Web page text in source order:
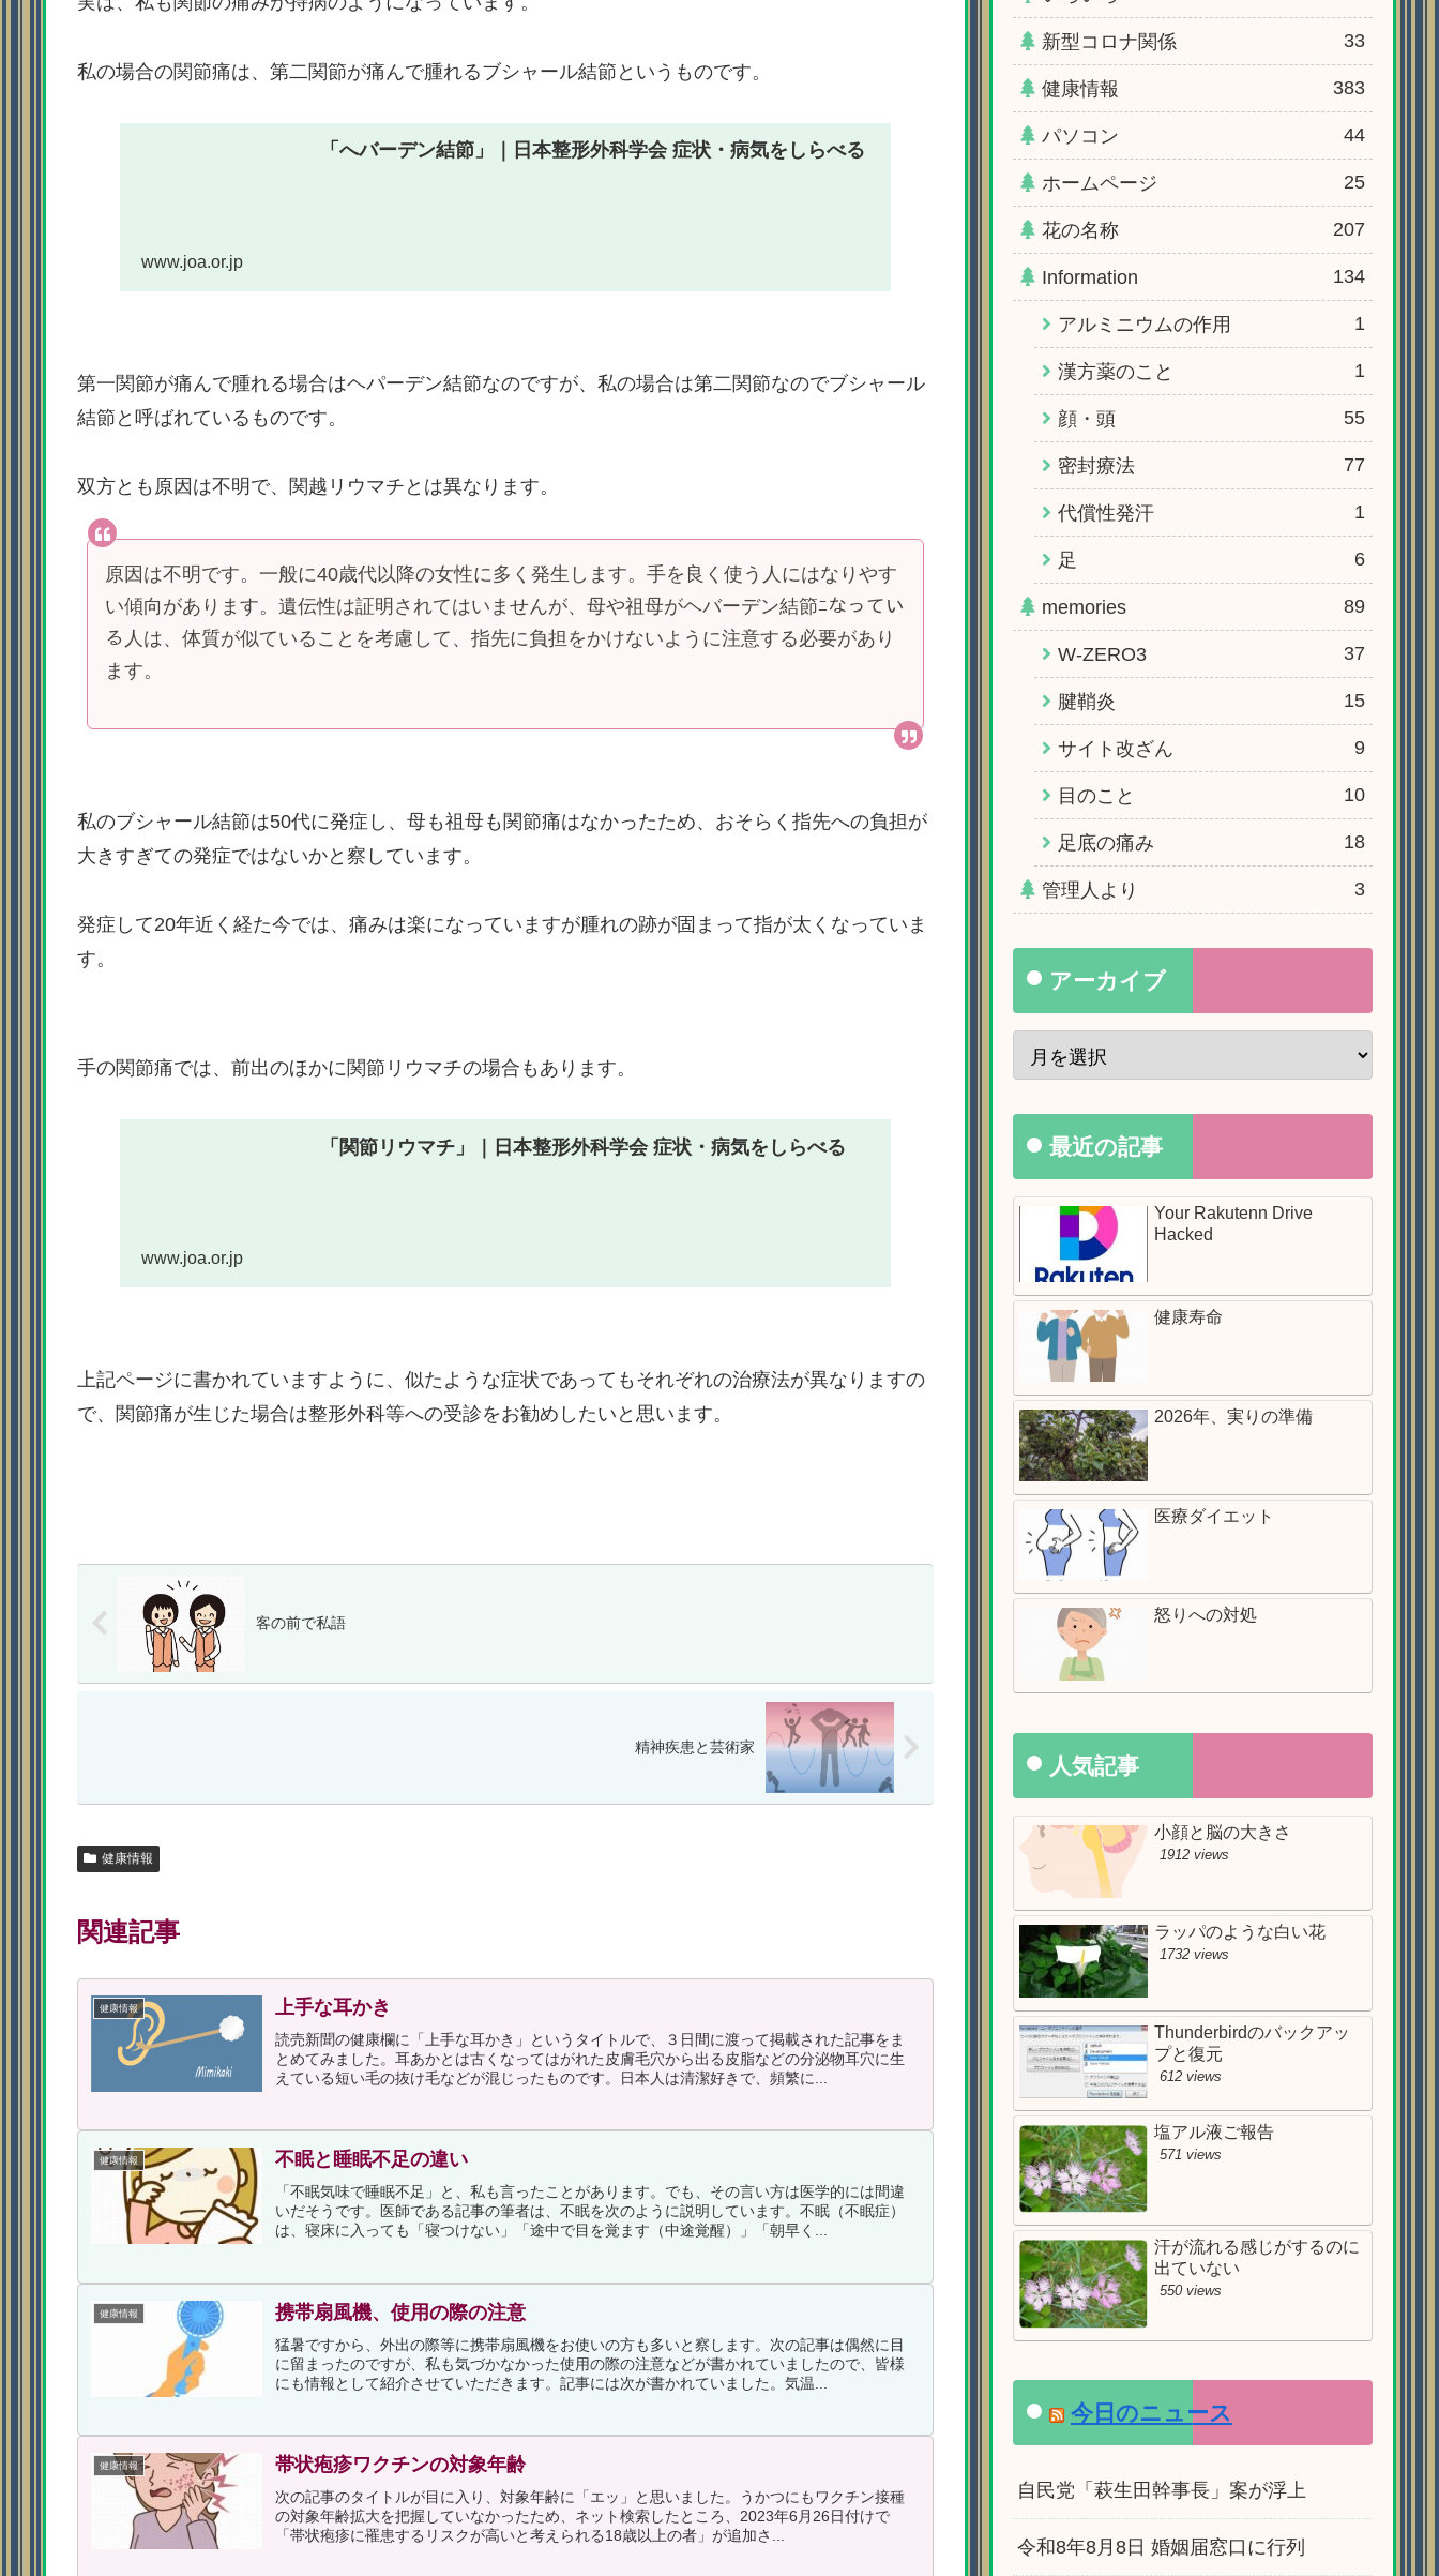
私の場合の関節痛は、第二関節が痛んで腫れるブシャール結節というものです。
「へバーデン結節」｜日本整形外科学会 症状・病気をしらべる
www.joa.or.jp
第一関節が痛んで腫れる場合はヘパーデン結節なのですが、私の場合は第二関節なのでブシャール
結節と呼ばれているものです。
双方とも原因は不明で、関越リウマチとは異なります。
原因は不明です。一般に40歳代以降の女性に多く発生します。手を良く使う人にはなりやす
い傾向があります。遺伝性は証明されてはいませんが、母や祖母がヘバーデン結節ﾆなってい
る人は、体質が似ていることを考慮して、指先に負担をかけないように注意する必要があり
ます。
私のブシャール結節は50代に発症し、母も祖母も関節痛はなかったため、おそらく指先への負担が
大きすぎての発症ではないかと察しています。
発症して20年近く経た今では、痛みは楽になっていますが腫れの跡が固まって指が太くなっていま
す。
手の関節痛では、前出のほかに関節リウマチの場合もあります。
「関節リウマチ」｜日本整形外科学会 症状・病気をしらべる
www.joa.or.jp
上記ページに書かれていますように、似たような症状であってもそれぞれの治療法が異なりますの
で、関節痛が生じた場合は整形外科等への受診をお勧めしたいと思います。
客の前で私語
精神疾患と芸術家
健康情報
関連記事
健康情報 上手な耳かき
読売新聞の健康欄に「上手な耳かき」というタイトルで、３日間に渡って掲載された記事をま
とめてみました。耳あかとは古くなってはがれた皮膚毛穴から出る皮脂などの分泌物耳穴に生
えている短い毛の抜け毛などが混じったものです。日本人は清潔好きで、頻繁に...
健康情報 不眠と睡眠不足の違い
「不眠気味で睡眠不足」と、私も言ったことがあります。でも、その言い方は医学的には間違
いだそうです。医師である記事の筆者は、不眠を次のように説明しています。不眠（不眠症）
は、寝床に入っても「寝つけない」「途中で目を覚ます（中途覚醒）」「朝早く...
健康情報 携帯扇風機、使用の際の注意
猛暑ですから、外出の際等に携帯扇風機をお使いの方も多いと察します。次の記事は偶然に目
に留まったのですが、私も気づかなかった使用の際の注意などが書かれていましたので、皆様
にも情報として紹介させていただきます。記事には次が書かれていました。気温...
健康情報 帯状疱疹ワクチンの対象年齢
次の記事のタイトルが目に入り、対象年齢に「エッ」と思いました。うかつにもワクチン接種
の対象年齢拡大を把握していなかったため、ネット検索したところ、2023年6月26日付けで
「帯状疱疹に罹患するリスクが高いと考えられる18歳以上の者」が追加さ...
新型コロナ関係 33
健康情報 383
パソコン 44
ホームページ 25
花の名称 207
Information 134
アルミニウムの作用 1
漢方薬のこと 1
顔・頭 55
密封療法 77
代償性発汗 1
足 6
memories 89
W-ZERO3 37
腱鞘炎 15
サイト改ざん 9
目のこと 10
足底の痛み 18
管理人より 3
アーカイブ
最近の記事
Your Rakutenn Drive
Hacked
健康寿命
2026年、実りの準備
医療ダイエット
怒りへの対処
人気記事
小顔と脳の大きさ
1912 views
ラッパのような白い花
1732 views
Thunderbirdのバックアッ
プと復元
612 views
塩アル液ご報告
571 views
汗が流れる感じがするのに
出ていない
550 views
今日のニュース
自民党「萩生田幹事長」案が浮上
令和8年8月8日 婚姻届窓口に行列